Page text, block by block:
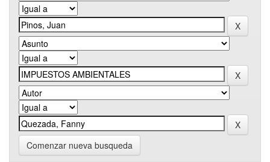
Comenzar nueva busqueda